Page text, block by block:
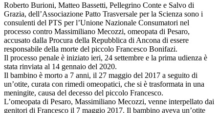
Roberto Burioni, Matteo Bassetti, Pellegrino Conte e Salvo di
Grazia, dell’Associazione Patto Trasversale per la Scienza sono i
consulenti del PTS per l’Unione Nazionale Consumatori nel
processo contro Massimiliano Mecozzi, omeopata di Pesaro,
accusato dalla Procura della Repubblica di Ancona di essere
responsabile della morte del piccolo Francesco Bonifazi.
Il processo penale è iniziato ieri, 24 settembre e la prima udienza è
stata rinviata al 14 gennaio del 2020.
Il bambino è morto a 7 anni, il 27 maggio del 2017 a seguito di
un’otite, curata con rimedi omeopatici, che si è trasformata in una
meningite, causa del decesso del piccolo Francesco.
L’omeopata di Pesaro, Massimiliano Mecozzi, venne interpellato dai
genitori di Francesco il 7 maggio 2017. Il bambino aveva un’otite